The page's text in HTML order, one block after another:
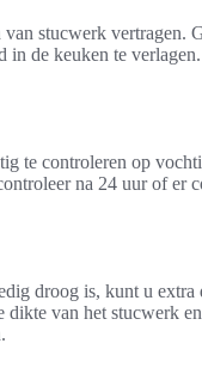
stucwerk vertragen.
de keuken te
te controleren op
na 24 uur of er
droog is, kunt u
van het stucwerk